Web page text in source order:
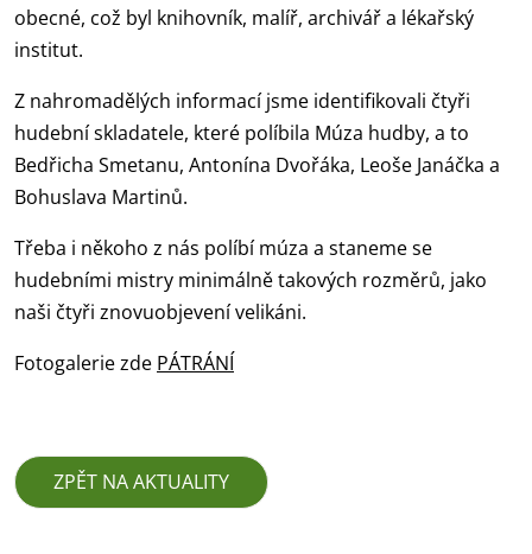
obecné, což byl knihovník, malíř, archivář a lékařský
institut.
Z nahromadělých informací jsme identifikovali čtyři
hudební skladatele, které políbila Múza hudby, a to
Bedřicha Smetanu, Antonína Dvořáka, Leoše Janáčka a
Bohuslava Martinů.
Třeba i někoho z nás políbí múza a staneme se
hudebními mistry minimálně takových rozměrů, jako
naši čtyři znovuobjevení velikáni.
Fotogalerie zde PÁTRÁNÍ
ZPĚT NA AKTUALITY